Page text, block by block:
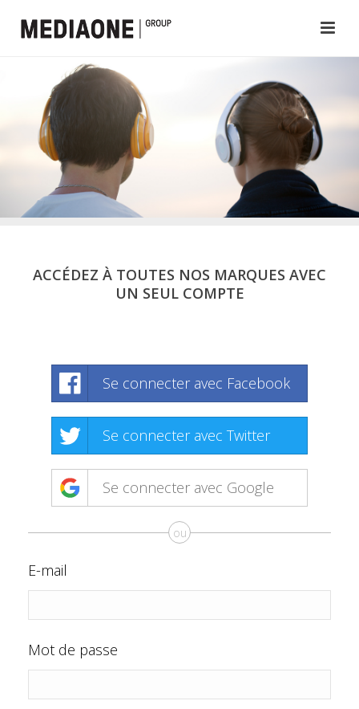
ACCÉDEZ À TOUTES NOS MARQUES AVEC
UN SEUL COMPTE
Se connecter avec Facebook
Se connecter avec Twitter
Se connecter avec Google
ou
E-mail
Mot de passe